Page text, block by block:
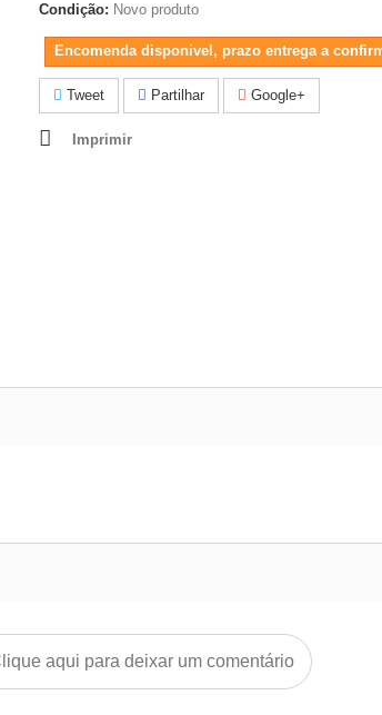
Condição: Novo produto
Encomenda disponivel, prazo entrega a
Tweet Partilhar Google+
Imprimir
aqui para deixar um comentário